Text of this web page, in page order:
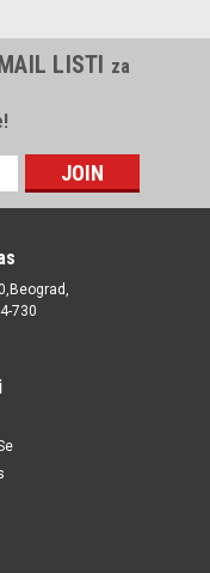
LISTI za
730